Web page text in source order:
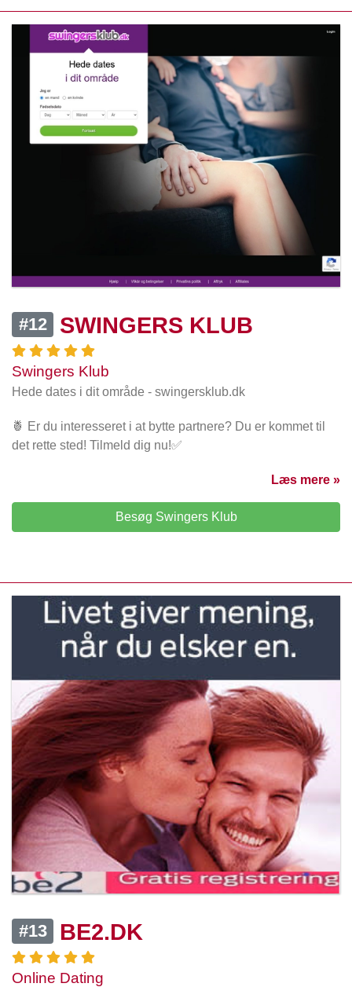
#12 SWINGERS KLUB
Swingers Klub
Hede dates i dit område - swingersklub.dk
🍍 Er du interesseret i at bytte partnere? Du er kommet til
det rette sted! Tilmeld dig nu!✅
Læs mere »
Besøg Swingers Klub
#13 BE2.DK
Online Dating